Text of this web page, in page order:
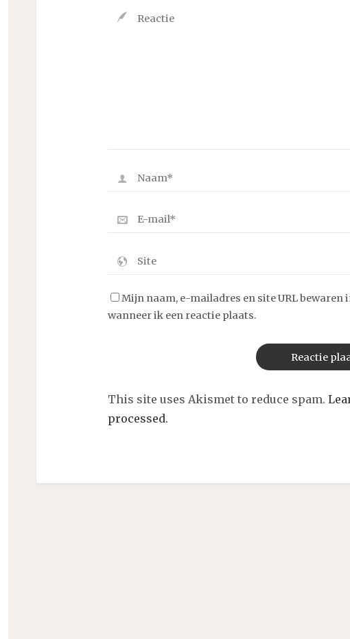
Mijn naam, e-mailadres en site URL bewaren
wanneer ik een reactie plaats.
This site uses Akismet to reduce spam.
processed.